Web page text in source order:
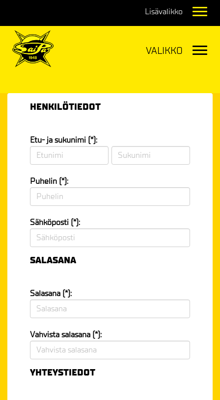
HENKILÖTIEDOT
Etu- ja sukunimi (*):
Puhelin (*):
Sähköposti (*):
SALASANA
Salasana (*):
Vahvista salasana (*):
YHTEYSTIEDOT